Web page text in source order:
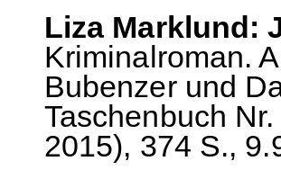
Liza Marklund:
Kriminalroman.
Bubenzer und
Taschenbuch
2015), 374 S.,